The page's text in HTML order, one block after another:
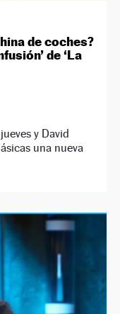
de coches?
de ‘La
y David
una nueva